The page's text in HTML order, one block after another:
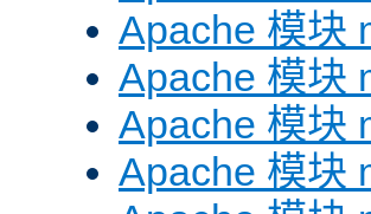
Apache 模块
Apache 模块
Apache 模块
Apache 模块